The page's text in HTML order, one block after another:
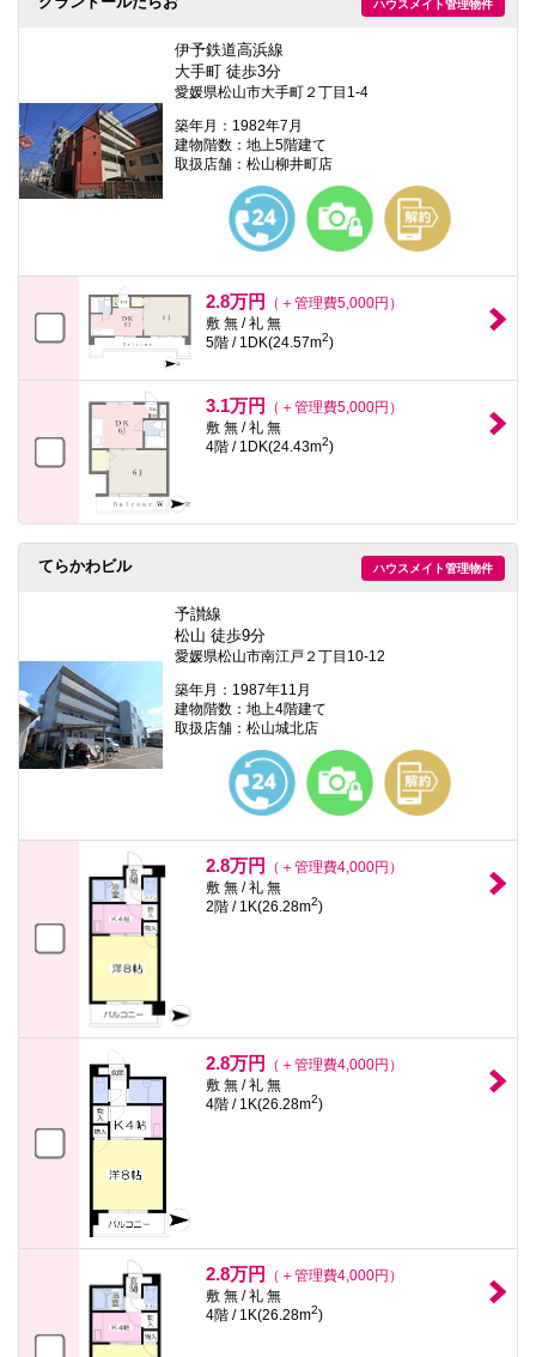
ハウスメイト管理物件
伊予鉄道高浜線
大手町 徒歩3分
愛媛県松山市大手町２丁目1-4
築年月：1982年7月
建物階数：地上5階建て
取扱店舗：松山柳井町店
2.8万円
（＋管理費5,000円）
敷 無 / 礼 無
5階 / 1DK(24.57m2)
3.1万円
（＋管理費5,000円）
敷 無 / 礼 無
4階 / 1DK(24.43m2)
ハウスメイト管理物件
てらかわビル
予讃線
松山 徒歩9分
愛媛県松山市南江戸２丁目10-12
築年月：1987年11月
建物階数：地上4階建て
取扱店舗：松山城北店
2.8万円
（＋管理費4,000円）
敷 無 / 礼 無
2階 / 1K(26.28m2)
2.8万円
（＋管理費4,000円）
敷 無 / 礼 無
4階 / 1K(26.28m2)
2.8万円
（＋管理費4,000円）
敷 無 / 礼 無
4階 / 1K(26.28m2)